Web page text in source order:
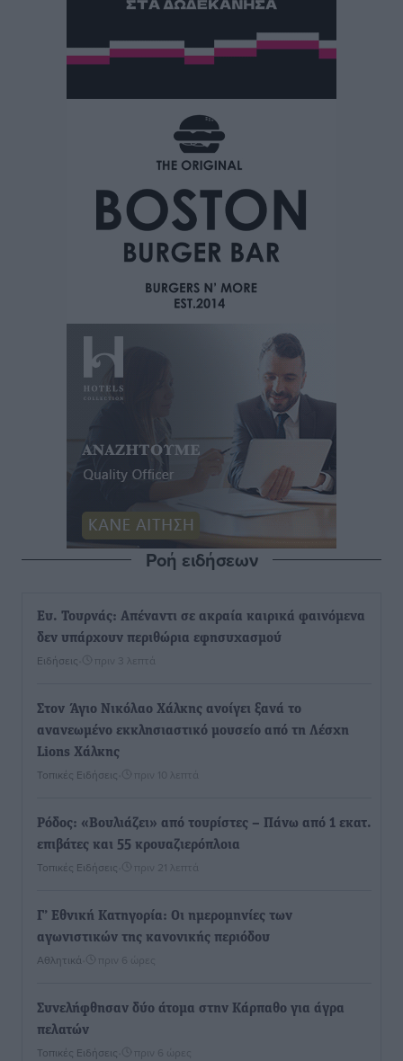
Ροή ειδήσεων
Ευ. Τουρνάς: Απέναντι σε ακραία καιρικά φαινόμενα
δεν υπάρχουν περιθώρια εφησυχασμού
Ειδήσεις πριν 3 λεπτά
Στον Άγιο Νικόλαο Χάλκης ανοίγει ξανά το
ανανεωμένο εκκλησιαστικό μουσείο από τη Λέσχη
Lions Χάλκης
Τοπικές Ειδήσεις πριν 10 λεπτά
Ρόδος: «Βουλιάζει» από τουρίστες – Πάνω από 1 εκατ.
επιβάτες και 55 κρουαζιερόπλοια
Τοπικές Ειδήσεις πριν 21 λεπτά
Γ’ Εθνική Κατηγορία: Οι ημερομηνίες των
αγωνιστικών της κανονικής περιόδου
Αθλητικά πριν 6 ώρες
Συνελήφθησαν δύο άτομα στην Κάρπαθο για άγρα
πελατών
Τοπικές Ειδήσεις πριν 6 ώρες